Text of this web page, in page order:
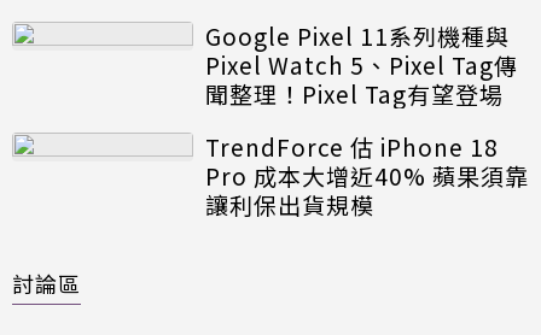
Google Pixel 11系列機種與
Pixel Watch 5、Pixel Tag傳
聞整理！Pixel Tag有望登場
TrendForce 估 iPhone 18
Pro 成本大增近40% 蘋果須靠
讓利保出貨規模
討論區